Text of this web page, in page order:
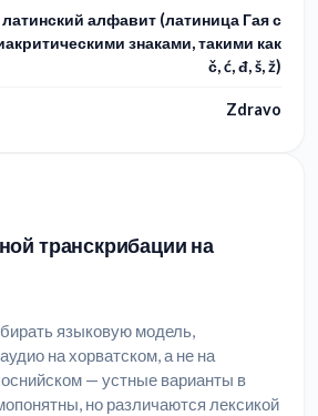
латинский алфавит (латиница Гая с
знаками, такими как
č, ć, đ, š, ž)
Zdravo
транскрибации на
языковую модель,
на хорватском, а не на
— устные варианты в
но различаются лексикой